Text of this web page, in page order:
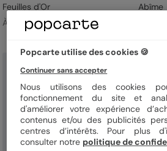
Feuilles d'Or
À partir de 1,25 €
Abîme
Popcarte utilise des cookies 🍪
Continuer sans accepter
Nous utilisons des cookies
fonctionnement du site et
d'améliorer votre expérience
contenus et/ou des publicités
centres d’intérêts. Pour plus
consulter notre politique de